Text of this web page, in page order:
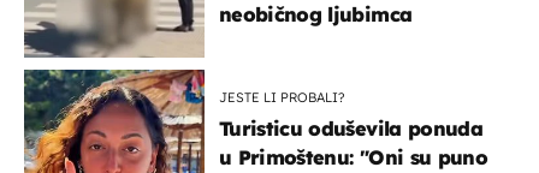
neobičnog ljubimca
JESTE LI PROBALI?
Turisticu oduševila ponuda
u Primoštenu: "Oni su puno